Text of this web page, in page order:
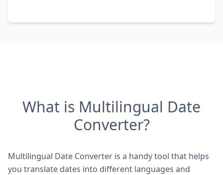
What is Multilingual Date
Converter?
Multilingual Date Converter is a handy tool that helps
you translate dates into different languages and